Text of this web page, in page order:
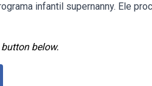
infantil supernanny. Ele
below.